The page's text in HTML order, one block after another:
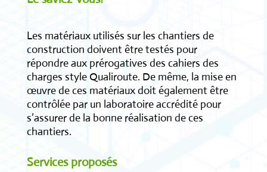
Les matériaux utilisés sur les chantiers de
construction doivent être testés pour
répondre aux prérogatives des cahiers des
charges style Qualiroute. De même, la mise en
œuvre de ces matériaux doit également être
contrôlée par un laboratoire accrédité pour
s’assurer de la bonne réalisation de ces
chantiers.
Services proposés